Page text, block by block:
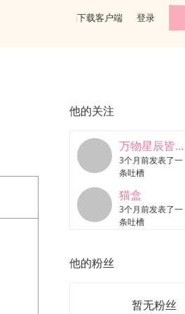
下载客户端 登录
他的关注
万物星辰皆是你
3个月前发表了一
条吐槽
猫盒
3个月前发表了一
条吐槽
他的粉丝
暂无粉丝